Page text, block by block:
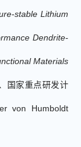
stable Lithium
Dendrite-
Materials
国家重点研发计
von Humboldt